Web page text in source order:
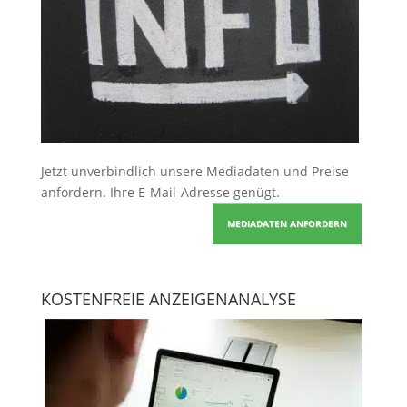
Jetzt unverbindlich unsere Mediadaten und Preise
anfordern. Ihre E-Mail-Adresse genügt.
MEDIADATEN ANFORDERN
KOSTENFREIE ANZEIGENANALYSE